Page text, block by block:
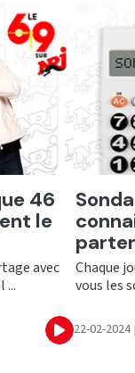
46
le
avec
...
Ecouter
Chaque
vous les
22-02-2024 |